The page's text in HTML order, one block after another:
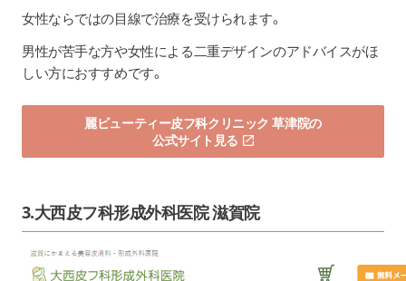
女性ならではの目線で治療を受けられます。
男性が苦手な方や女性による二重デザインのアドバイスがほ
しい方におすすめです。
麗ビューティー皮フ科クリニック 草津院の
公式サイト見る
3.大西皮フ科形成外科医院 滋賀院